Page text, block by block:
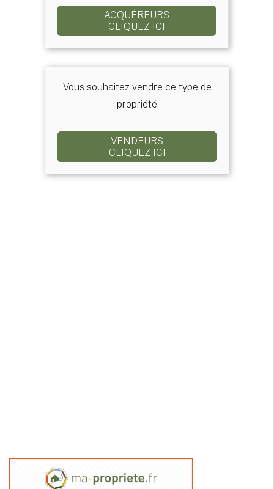
ACQUÉREURS
CLIQUEZ ICI
Vous souhaitez vendre ce type de
propriété
VENDEURS
CLIQUEZ ICI